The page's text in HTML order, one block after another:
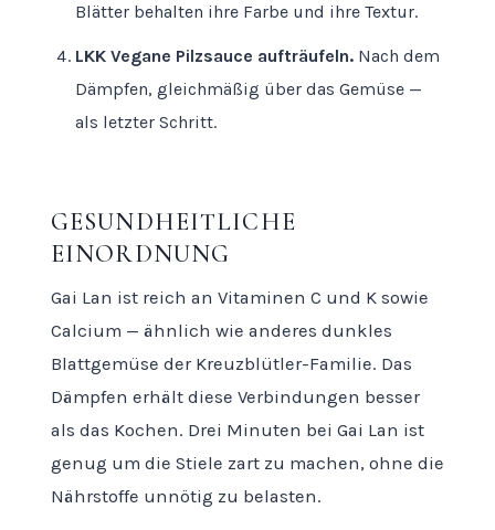
Blätter behalten ihre Farbe und ihre Textur.
LKK Vegane Pilzsauce aufträufeln. Nach dem
Dämpfen, gleichmäßig über das Gemüse —
als letzter Schritt.
GESUNDHEITLICHE
EINORDNUNG
Gai Lan ist reich an Vitaminen C und K sowie
Calcium — ähnlich wie anderes dunkles
Blattgemüse der Kreuzblütler-Familie. Das
Dämpfen erhält diese Verbindungen besser
als das Kochen. Drei Minuten bei Gai Lan ist
genug um die Stiele zart zu machen, ohne die
Nährstoffe unnötig zu belasten.